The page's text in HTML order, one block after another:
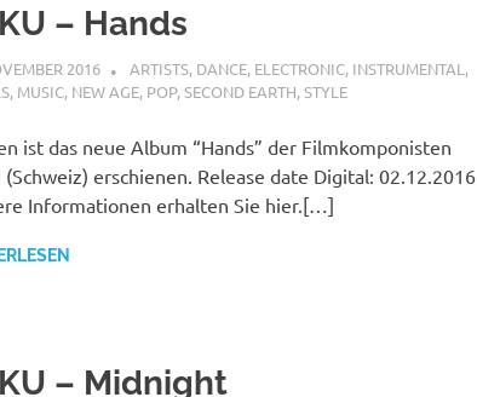
– Hands
2016 STEFANBRAUN
ARTISTS, DANCE, ELECTRONIC, INSTRUMENTAL ,
, MUSIC, NEW AGE, POP,SECOND EARTH,STYLE
ist das neue Album “Hands” der Filmkomponisten
(Schweiz) erschienen. Release date Digital: 02.12.2016
Informationen erhalten Sie hier.[…]
– Midnight